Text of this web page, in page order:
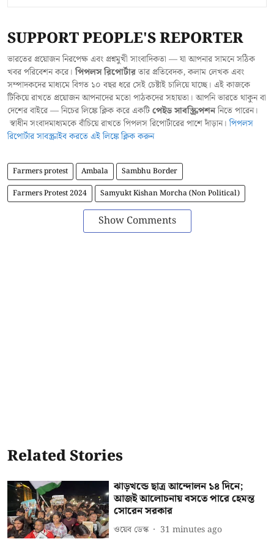
SUPPORT PEOPLE'S REPORTER
ভারতের প্রয়োজন নিরপেক্ষ এবং প্রশ্নমুখী সাংবাদিকতা — যা আপনার সামনে সঠিক
খবর পরিবেশন করে।পিপলস রিপোর্টারতার প্রতিবেদক, কলাম লেখক এবং
সম্পাদকদের মাধ্যমে বিগত ১০ বছর ধরে সেই চেষ্টাই চালিয়ে যাচ্ছে। এই কাজকে
টিকিয়ে রাখতে প্রয়োজন আপনাদের মতো পাঠকদের সহায়তা। আপনি ভারতে থাকুন বা
দেশের বাইরে — নিচের লিঙ্কে ক্লিক করে একটিপেইড সাবস্ক্রিপশননিতে পারেন।
স্বাধীন সংবাদমাধ্যমকে বাঁচিয়ে রাখতে পিপলস রিপোর্টারের পাশে দাঁড়ান।পিপলস
রিপোর্টার সাবস্ক্রাইব করতে এই লিঙ্কে ক্লিক করুন
Farmers protest Ambala
Sambhu Border
Farmers Protest 2024
Samyukt Kishan Morcha (Non Political)
Show Comments
Related Stories
ঝাড়খন্ডে ছাত্র আন্দোলন ১৪ দিনে;
আজই আলোচনায় বসতে পারে হেমন্ত
সোরেন সরকার
ওয়েব ডেস্ক 31 minutes ago